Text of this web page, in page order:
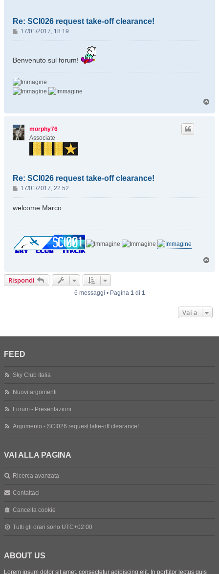
Re: SCI026 request take-off clearance!
M
e
g
i
17/01/2017, 18:19
Benvenuto sul forum!
morphy76
Associate
Re: SCI026 request take-off clearance!
M
e
s
g
i
17/01/2017, 22:52
welcome Marco
Rispondi
6 messaggi • Pagina 1di 1
Vai a
FEED
Sky Club Italia
Nuovi argomenti
Forum - Presentazioni
Argomento - SCI026 request take-off clearance!
VAI ALLA PAGINA
Ricerca avanzata
Contattaci
Cancella cookie
Tutti gli orari sono UTC+02:00
ABOUT US
Lorem ipsum dolor sit amet, consectetur adipiscing elit. In porttitor lectus quis